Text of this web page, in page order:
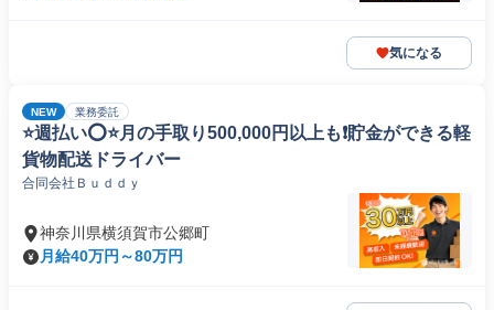
気になる
NEW 業務委託
⭐️週払い⭕️⭐️月の手取り500,000円以上も❗️貯金ができる軽
貨物配送ドライバー
合同会社Ｂｕｄｄｙ
神奈川県横須賀市公郷町
月給40万円～80万円